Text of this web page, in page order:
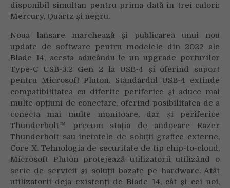
disponibil simultan pentru prima dată în trei culori:
Mercury, Quartz și negru.
Noua lansare marchează și publicarea unui nou
update de software pentru modelele din 2022 ale
Blade 14, acesta aducându-le un upgrade porturilor
Type-C USB-3.2 Gen 2 la USB-4 și oferind suport
pentru Microsoft Pluton. Standardul USB-4 extinde
compatibilitatea cu diferite periferice și aduce mai
multe opțiuni de conectare, oferind posibilitatea de a
conecta mai multe monitoare, dar și periferice
Thunderbolt™ precum stația de andocare Razer
Thunderbolt sau incintele de soluții grafice externe,
Core X. Tehnologia de securitate de tip chip-to-cloud,
Microsoft Pluton protejează utilizatorii utilizând o
serie de servicii și soluții bazate pe hardware. Atât
utilizatorii deja existenți de Blade 14, cât și cei noi,